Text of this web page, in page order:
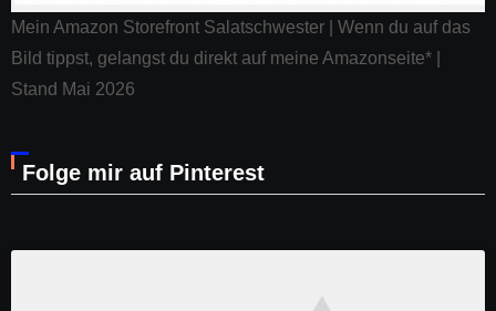
Mein Amazon Storefront Salatschwester | Wenn du auf das
Bild tippst, gelangst du direkt auf meine Amazonseite* |
Stand Mai 2026
Folge mir auf Pinterest